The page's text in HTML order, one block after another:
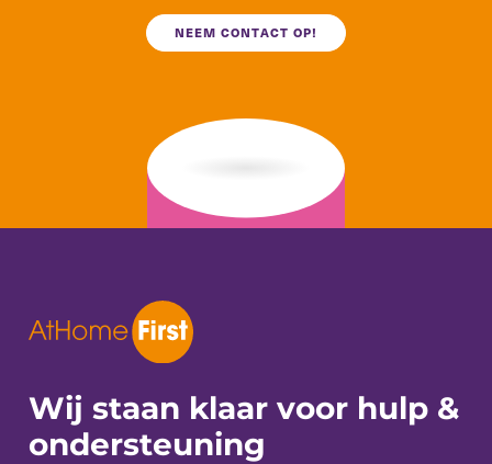
NEEM CONTACT OP!
Wij staan klaar voor hulp &
ondersteuning